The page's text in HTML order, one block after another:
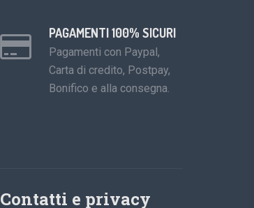
PAGAMENTI 100% SICURI
Pagamenti con Paypal,
Carta di credito, Postpay,
Bonifico e alla consegna.
Contatti e privacy